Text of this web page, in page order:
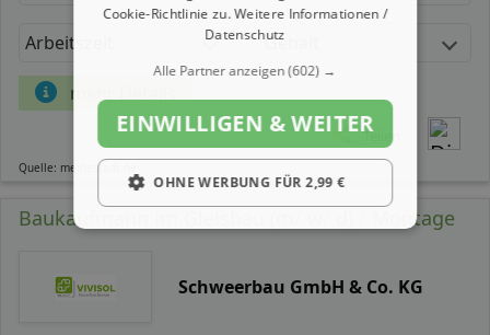
Arbeitszeit Gehalt
mehr Details
Teilen
Quelle: meinestadt.de
Baukaufmann im Gleisbau (m/ w/ d) / Montage
Schweerbau GmbH & Co. KG
Cookie-Richtlinie zu.Weitere Informationen /
Datenschutz
Alle Partner anzeigen(602) →
EINWILLIGEN & WEITER
OHNE WERBUNG FÜR 2,99 €